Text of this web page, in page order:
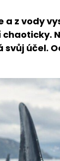
a z vody
účel.